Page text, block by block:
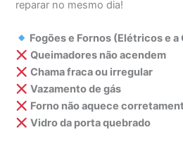
reparar no mesmo dia!
Fogões e Fornos (Elétricos e a
Queimadores não acendem
Chama fraca ou irregular
Vazamento de gás
Forno não aquece
Vidro da porta quebrado